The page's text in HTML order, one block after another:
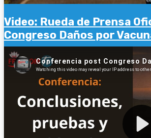
Video: Rueda de Prensa
Congreso Daños por